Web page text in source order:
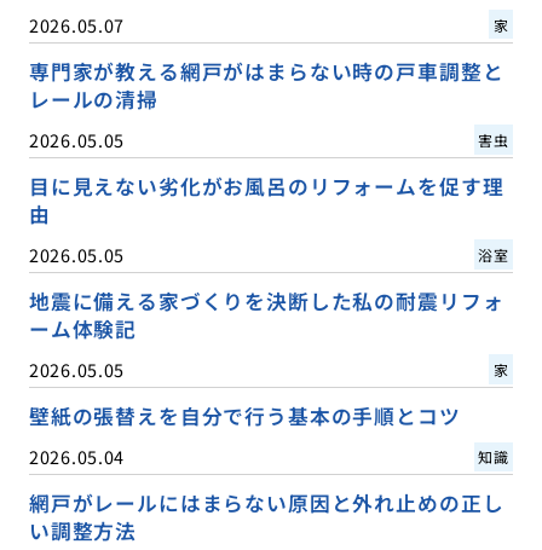
2026.05.07 家
専門家が教える網戸がはまらない時の戸車調整と
レールの清掃
2026.05.05 害虫
目に見えない劣化がお風呂のリフォームを促す理
由
2026.05.05 浴室
地震に備える家づくりを決断した私の耐震リフォ
ーム体験記
2026.05.05 家
壁紙の張替えを自分で行う基本の手順とコツ
2026.05.04 知識
網戸がレールにはまらない原因と外れ止めの正し
い調整方法